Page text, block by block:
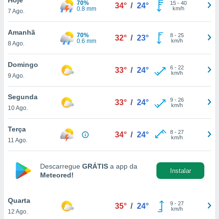
lhe
e
com
Pode
e
a
a
7 Ago.
70%
0.8 mm
34° / 24° 15- 40
km/h
Amanhã
8 Ago.
70%
0.6 mm
32° / 23° 8- 25
km/h
Domingo
9 Ago.
33° / 24° 6- 22
km/h
Segunda
10 Ago.
33° / 24° 9- 26
km/h
Terça
11 Ago.
34° / 24° 8- 27
km/h
Descarregue GRÁTIS a app da
Meteored!
Instalar
Quarta
12 Ago.
35° / 24° 9- 27
km/h